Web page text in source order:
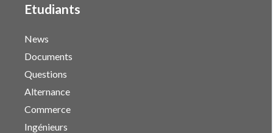
Etudiants
News
Documents
Questions
Alternance
Commerce
Ingénieurs